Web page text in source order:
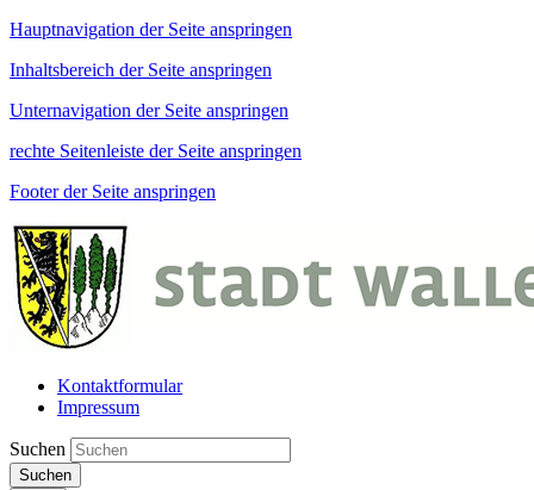
Hauptnavigation der Seite anspringen
Inhaltsbereich der Seite anspringen
Unternavigation der Seite anspringen
rechte Seitenleiste der Seite anspringen
Footer der Seite anspringen
Kontaktformular
Impressum
Suchen
Suchen